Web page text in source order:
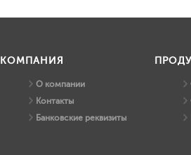
КОМПАНИЯ
О компании
Контакты
Банковские реквизиты